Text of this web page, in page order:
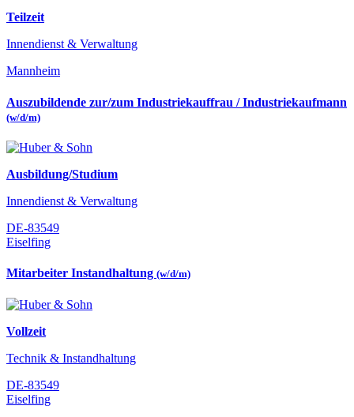
Teilzeit
Innendienst & Verwaltung
Mannheim
Auszubildende zur/zum Industriekauffrau / Industriekaufmann
(w/d/m)
Ausbildung/Studium
Innendienst & Verwaltung
DE-83549
Eiselfing
Mitarbeiter Instandhaltung (w/d/m)
Vollzeit
Technik & Instandhaltung
DE-83549
Eiselfing